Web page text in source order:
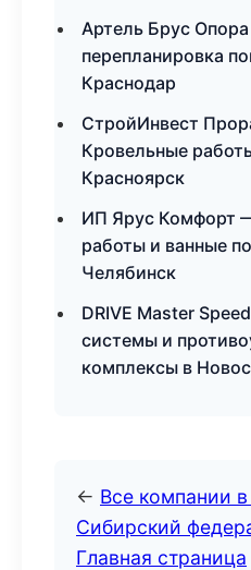
Артель Брус
перепланировка
Краснодар
СтройИнвест
Кровельные
Красноярск
ИП Ярус Комфорт
работы и ванные
Челябинск
DRIVE Master
системы и
комплексы в
← Все компании
Сибирский
Главная страница